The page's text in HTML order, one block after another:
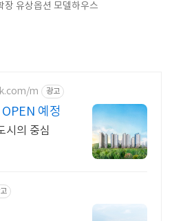
장 유상옵션 모델하우스
m 광고
예정
시의 중심